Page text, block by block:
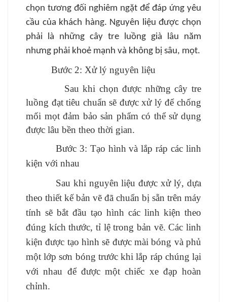
chọn tương đối nghiêm ngặt để đáp ứng yêu
cầu của khách hàng. Nguyên liệu được chọn
phải là những cây tre luồng già lâu năm
nhưng phải khoẻ mạnh và không bị sâu, mọt.
Bước 2: Xử lý nguyên liệu
Sau khi chọn được những cây tre
luồng đạt tiêu chuẩn sẽ được xử lý để chống
mối mọt đảm bảo sản phẩm có thể sử dụng
được lâu bền theo thời gian.
Bước 3: Tạo hình và lắp ráp các linh
kiện với nhau
Sau khi nguyên liệu được xử lý, dựa
theo thiết kế bản vẽ đã chuẩn bị sẵn trên máy
tính sẽ bắt đầu tạo hình các linh kiện theo
đúng kích thước, tỉ lệ trong bản vẽ. Các linh
kiện được tạo hình sẽ được mài bóng và phủ
một lớp sơn bóng trước khi lắp ráp chúng lại
với nhau để được một chiếc xe đạp hoàn
chỉnh.